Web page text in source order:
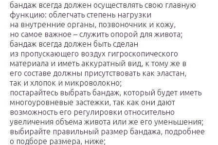
бандаж всегда должен осуществлять свою главную
функцию: облегчать степень нагрузки
на внутренние органы, позвоночник и кожу,
но самое важное – служить опорой для живота;
бандаж всегда должен быть сделан
из пропускающего воздух гигроскопического
материала и иметь аккуратный вид, к тому же в
его составе должны присутствовать как эластан,
так и хлопок и микроволокно;
постарайтесь выбрать бандаж, который будет иметь
многоуровневые застежки, так как они дают
возможность его регулировки относительно
увеличения объема живота или же его уменьшения;
выбирайте правильный размер бандажа, подробнее
о подборе размера, ниже;